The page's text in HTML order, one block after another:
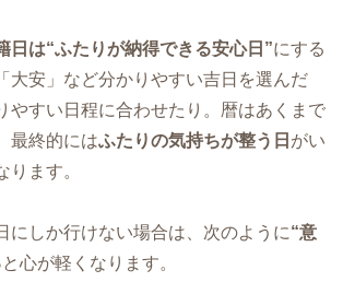
日は“ふたりが納得できる安心日”にする
大安」など分かりやすい吉日を選んだ
やすい日程に合わせたり。暦はあくまで
最終的にはふたりの気持ちが整う日 がい
ります。
にしか行けない場合は、次のように“意
と心が軽くなります。